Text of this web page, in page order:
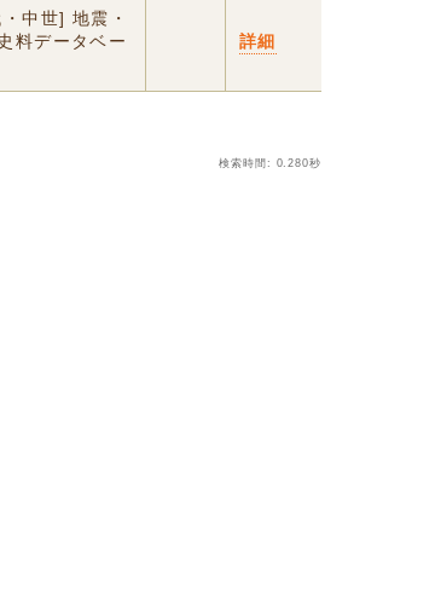
中世] 地震・
料データベー
詳細
検索時間: 0.280秒